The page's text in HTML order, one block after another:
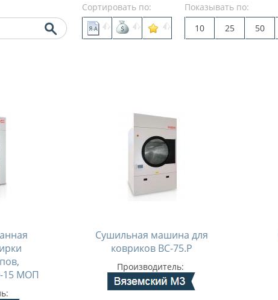
Сортировать по:
Показывать по:
10
25 50
15 МОП
Сушильная машина для
ковриков ВС-75.Р
Производитель: